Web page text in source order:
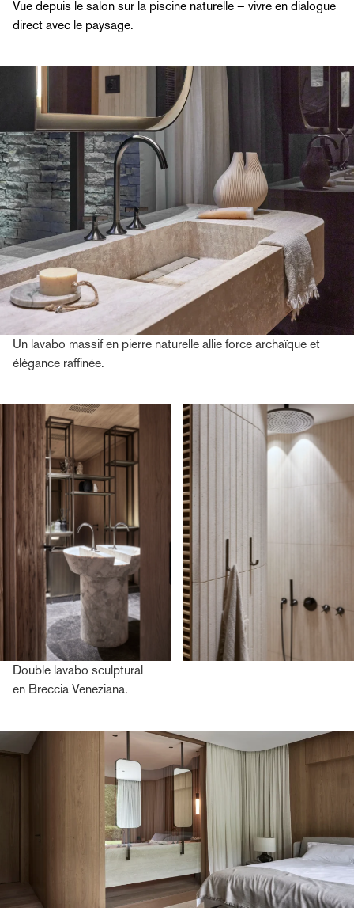
Vue depuis le salon sur la piscine naturelle – vivre en dialogue
direct avec le paysage.
Un lavabo massif en pierre naturelle allie force archaïque et
élégance raffinée.
Double lavabo sculptural
en Breccia Veneziana.